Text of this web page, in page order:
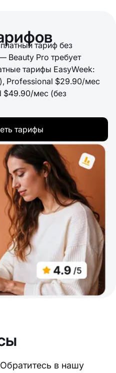
тариф без
Beauty Pro требует
тарифы EasyWeek:
Professional $29.90/мес
$49.90/мес (без
тарифы
в нашу